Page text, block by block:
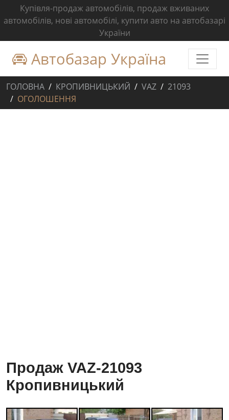
Купівля-продаж автомобілів, продаж вживаних
автомобілів, нові автомобілі, купити авто на автобазарі
України
Автобазар Україна
ГОЛОВНА КРОПИВНИЦЬКИЙ VAZ
21093
ОГОЛОШЕННЯ
Продаж VAZ-21093
Кропивницький